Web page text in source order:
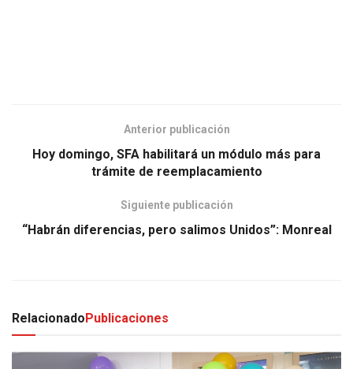
Anterior publicación
Hoy domingo, SFA habilitará un módulo más para
trámite de reemplacamiento
Siguiente publicación
“Habrán diferencias, pero salimos Unidos”: Monreal
RelacionadoPublicaciones